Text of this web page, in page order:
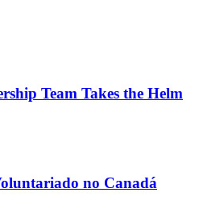
Team Takes the Helm
no Canadá